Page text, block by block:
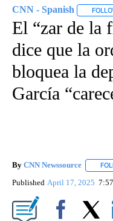
CNN - Spanish
El “zar de la
dice que la
bloquea la
García
By CNN Newssource
Published April 17, 2025